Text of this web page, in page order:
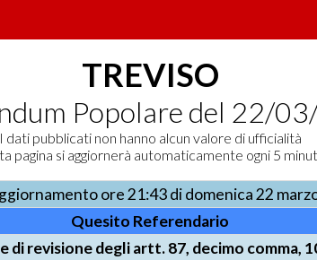
TREVISO
Popolare del 22/
I dati pubblicati non hanno alcun valore di ufficialità
pagina si aggiornerà automaticamente ogni 5
ore 21:43 di domenica 22
Quesito Referendario
revisione degli artt. 87, decimo comma,